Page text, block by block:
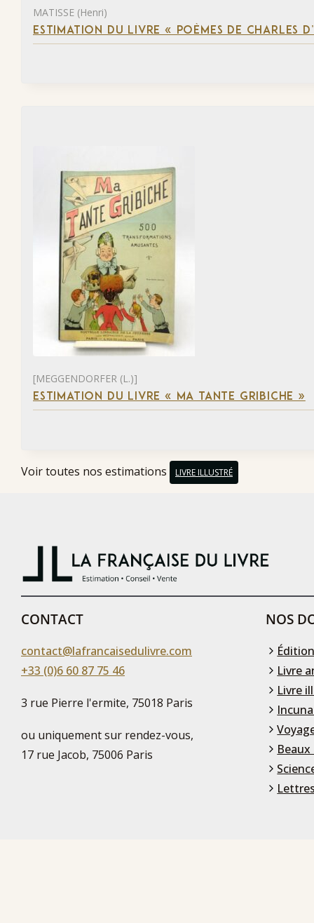
MATISSE (Henri)
ESTIMATION DU LIVRE « POÈMES DE CHARLES
[MEGGENDORFER (L.)]
ESTIMATION DU LIVRE « MA TANTE GRIBICHE »
Voir toutes nos estimations LIVRE ILLUSTRÉ
CONTACT
contact@lafrancaisedulivre.com
+33 (0)6 60 87 75 46
3 rue Pierre l'ermite, 75018 Paris
ou uniquement sur rendez-vous,
17 rue Jacob, 75006 Paris
NOS
Livre
Livre